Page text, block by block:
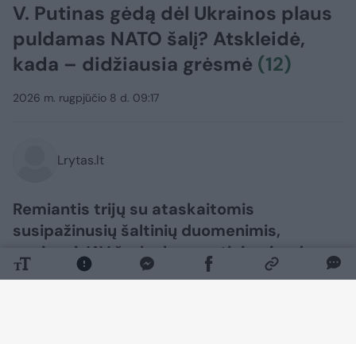
V. Putinas gėdą dėl Ukrainos plaus
puldamas NATO šalį? Atskleidė,
kada – didžiausia grėsmė (12)
2026 m. rugpjūčio 8 d. 09:17
Lrytas.lt
Remiantis trijų su ataskaitomis
susipažinusių šaltinių duomenimis,
naujausi JAV žvalgybos vertinimai rodo,
kad Rusijos prezidentas Vladimiras